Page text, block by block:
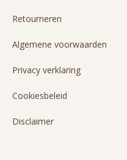
Retourneren
Algemene voorwaarden
Privacy verklaring
Cookiesbeleid
Disclaimer